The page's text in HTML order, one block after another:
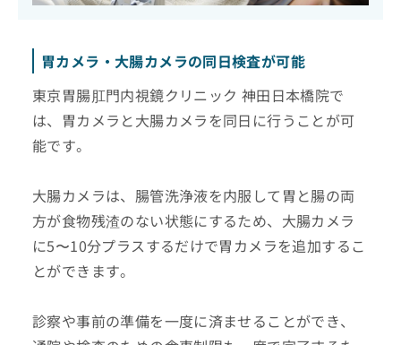
胃カメラ・大腸カメラの同日検査が可能
東京胃腸肛門内視鏡クリニック 神田日本橋院で
は、胃カメラと大腸カメラを同日に行うことが可
能です。
大腸カメラは、腸管洗浄液を内服して胃と腸の両
方が食物残渣のない状態にするため、大腸カメラ
に5〜10分プラスするだけで胃カメラを追加するこ
とができます。
診察や事前の準備を一度に済ませることができ、